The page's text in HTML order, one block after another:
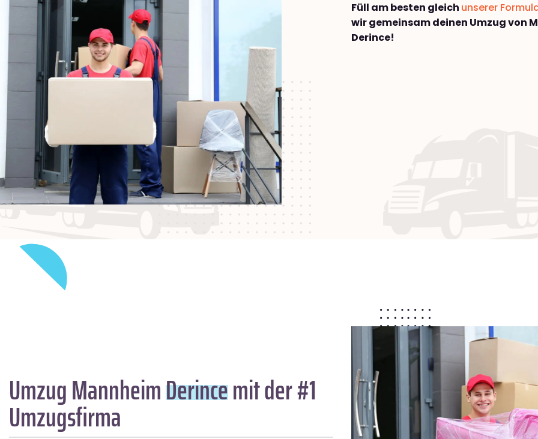
Füll am besten gleich unserer
wir gemeinsam deinen Umzug von
Derince!
Umzug MannheimDerincemit der #1
Umzugsfirma